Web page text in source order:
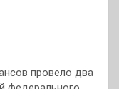
провело два